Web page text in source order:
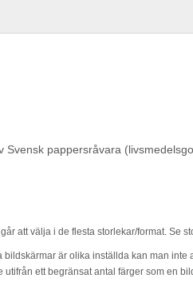
Svensk pappersråvara
att välja i de flesta storlekar/format. Se
är olika inställda kan man
ett begränsat antal färger som en